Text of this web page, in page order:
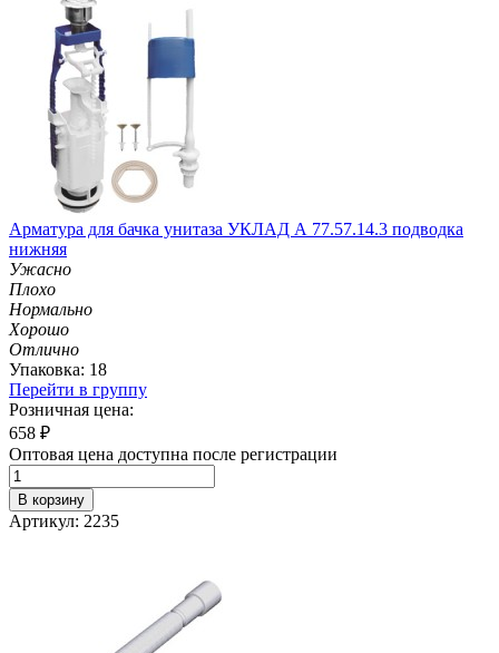
Арматура для бачка унитаза УКЛАД А 77.57.14.3 подводка
нижняя
Ужасно
Плохо
Нормально
Хорошо
Отлично
Упаковка: 18
Перейти в группу
Розничная цена:
658 ₽
Оптовая цена доступна после регистрации
В корзину
Артикул: 2235